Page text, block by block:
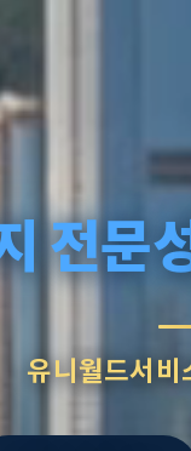
전문
유니월드서비